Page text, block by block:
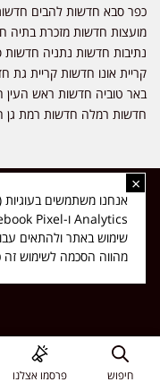
כפר סבא חדשות להבים
מועצות חדשות מזכרת בתיה
נתיבות חדשות נתניה
קריית אונו חדשות קריית גת
באר טוביה חדשות ראש העין
חדשות רמלה חדשות רמת גן
כל הזכויות שמורות ל-ליזה
אמת, נוסד בשנת 2019 | טל' לפרסומים 054-9759222 מייל מערכת
חיפוש פרסמו אצלנו
×
שימוש באתר ולהתאים
מהווה הסכמה לשימוש